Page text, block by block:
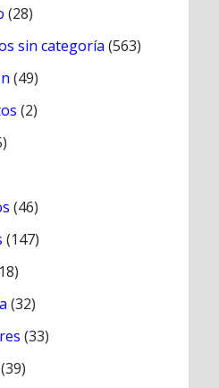
(28)
sin categoría (563)
(49)
(2)
(46)
(147)
(32)
(33)
(39)